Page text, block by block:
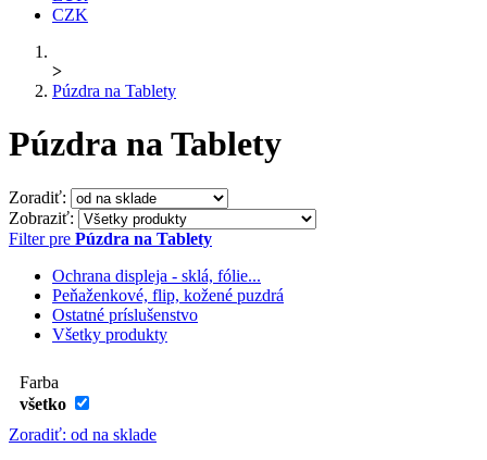
CZK
>
Púzdra na Tablety
Púzdra na Tablety
Zoradiť:
Zobraziť:
Filter pre Púzdra na Tablety
Ochrana displeja - sklá, fólie...
Peňaženkové, flip, kožené puzdrá
Ostatné príslušenstvo
Všetky produkty
Farba
všetko
Zoradiť: od na sklade